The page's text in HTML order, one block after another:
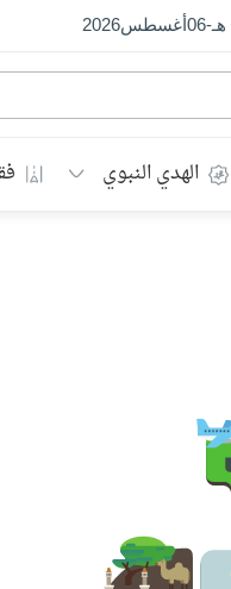
-
06أغسطس2026
الهدي النبوي